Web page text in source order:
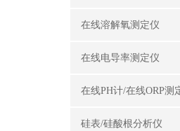
在线溶解氧测定仪
在线电导率测定仪
硅表/硅酸根分析仪